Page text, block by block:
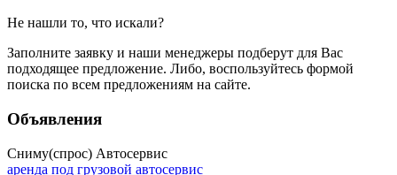
Не нашли то, что искали?
Заполните заявку и наши менеджеры подберут для Вас
подходящее предложение. Либо, воспользуйтесь формой
поиска по всем предложениям на сайте.
Объявления
Сниму(спрос) Автосервис
аренда под грузовой автосервис